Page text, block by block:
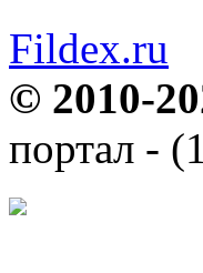
Fildex.ru
© 2010-
портал -